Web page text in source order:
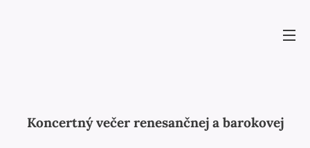
Koncertný večer renesančnej a barokovej